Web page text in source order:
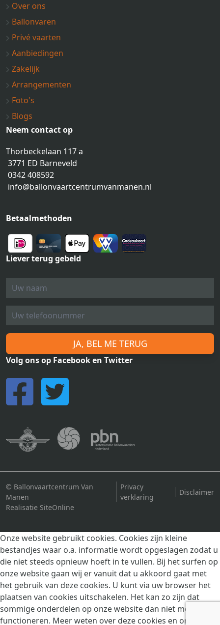
Over ons
Ballonvaren
Privé vaarten
Aanbiedingen
Zakelijk
Arrangementen
Foto's
Blogs
Neem contact op
Thorbeckelaan 117 a
3771 ED Barneveld
0342 408592
info@ballonvaartcentrumvanmanen.nl
Betaalmethoden
Liever terug gebeld
JA, BEL ME TERUG
Volg ons op Facebook en Twitter
© Ballonvaartcentrum Van
Manen
Privacy
verklaring
Disclaimer
Realisatie SiteOnline
Onze website gebruikt cookies. Cookies zijn kleine
bestandjes waar o.a. informatie wordt opgeslagen zodat u
die niet steeds opnieuw hoeft in te vullen. Bij het surfen op
onze website gaan wij er vanuit dat u akkoord gaat met
het gebruik van deze cookies. U kunt via uw browser het
plaatsen van cookies uitschakelen. Het kan zo zijn dat
sommige onderdelen op onze website dan niet meer goed
functioneren. Meer weten over deze cookies en ons